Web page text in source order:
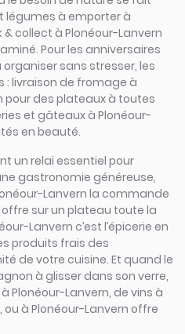
légumes à emporter à
collect à Plonéour-Lanvern
Pour les anniversaires
sans stresser, les
livraison de fromage à
pour des plateaux à toutes
et gâteaux à Plonéour-
en beauté.
un relai essentiel pour
gastronomie généreuse,
Lanvern la commande
sur un plateau toute la
Lanvern c’est l’épicerie en
produits frais des
de votre cuisine. Et quand le
à glisser dans son verre,
Plonéour-Lanvern, de vins à
à Plonéour-Lanvern offre